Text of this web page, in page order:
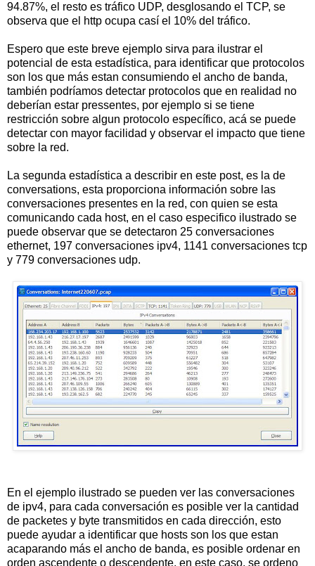
94.87%, el resto es tráfico UDP, desglosando el TCP, se
observa que el http ocupa casí el 10% del tráfico.
Espero que este breve ejemplo sirva para ilustrar el
potencial de esta estadística, para identificar que protocolos
son los que más estan consumiendo el ancho de banda,
también podríamos detectar protocolos que en realidad no
deberían estar pressentes, por ejemplo si se tiene
restricción sobre algun protocolo específico, acá se puede
detectar con mayor facilidad y observar el impacto que tiene
sobre la red.
La segunda estadística a describir en este post, es la de
conversations, esta proporciona información sobre las
conversaciones presentes en la red, con quien se esta
comunicando cada host, en el caso especifico ilustrado se
puede observar que se detectaron 25 conversaciones
ethernet, 197 conversaciones ipv4, 1141 conversaciones tcp
y 779 conversaciones udp.
En el ejemplo ilustrado se pueden ver las conversaciones
de ipv4, para cada conversación es posible ver la cantidad
de packetes y byte transmitidos en cada dirección, esto
puede ayudar a identificar que hosts son los que estan
acaparando más el ancho de banda, es posible ordenar en
orden ascendente o descendente, en este caso, se ordeno